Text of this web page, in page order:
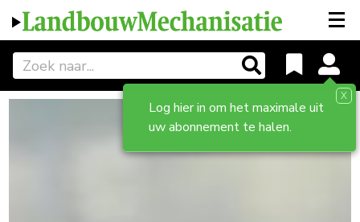
Log hier in om het maximale uit
uw abonnement te halen.
X